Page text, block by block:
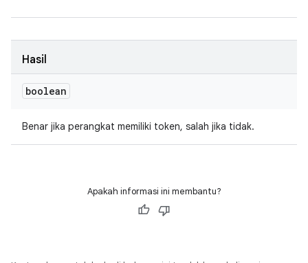
Hasil
boolean
Benar jika perangkat memiliki token, salah jika tidak.
Apakah informasi ini membantu?